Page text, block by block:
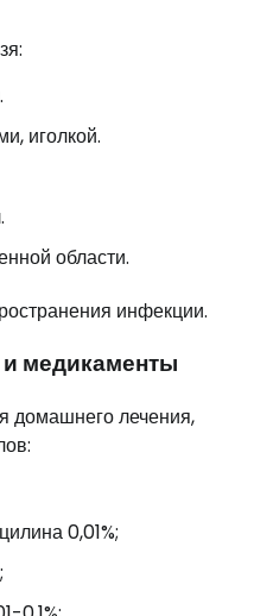
иголкой.
области.
инфекции.
медикаменты
домашнего лечения,
0,01%;